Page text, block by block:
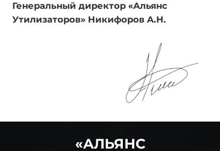
Генеральный директор «Альянс
Утилизаторов» Никифоров А.Н.
«АЛЬЯНС